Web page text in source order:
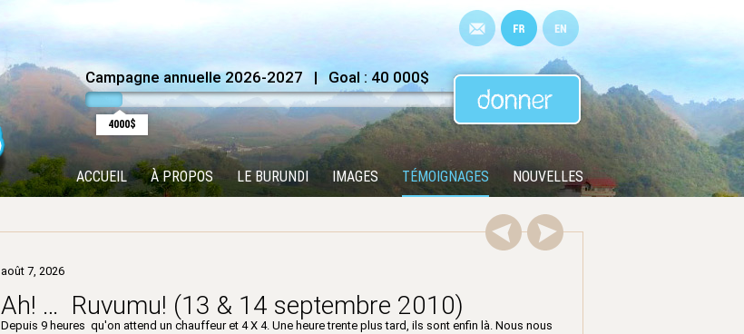
Campagne annuelle 2026-2027 | Goal : 40 000$
4000$
ACCUEIL À PROPOS LE BURUNDI IMAGES TÉMOIGNAGES NOUVELLES
août 7, 2026
Ah! … Ruvumu! (13 & 14 septembre 2010)
Depuis 9 heures qu'on attend un chauffeur et 4 X 4. Une heure trente plus tard, ils sont enfin là. Nous nous